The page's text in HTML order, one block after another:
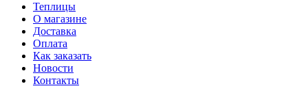
Теплицы
О магазине
Доставка
Оплата
Как заказать
Новости
Контакты